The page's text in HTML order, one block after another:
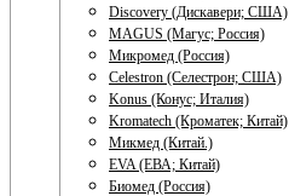
Discovery (Дискавери; США)
MAGUS (Магус; Россия)
Микромед (Россия)
Celestron (Селестрон; США)
Konus (Конус; Италия)
Kromatech (Кроматек; Китай)
Микмед (Китай.)
EVA (ЕВА; Китай)
Биомед (Россия)